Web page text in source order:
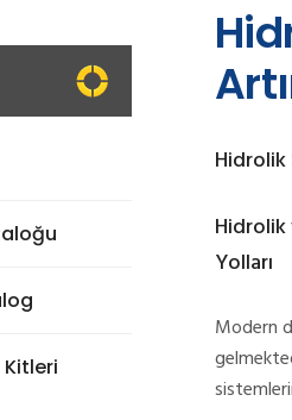
Hidrolik
Yolları
Modern